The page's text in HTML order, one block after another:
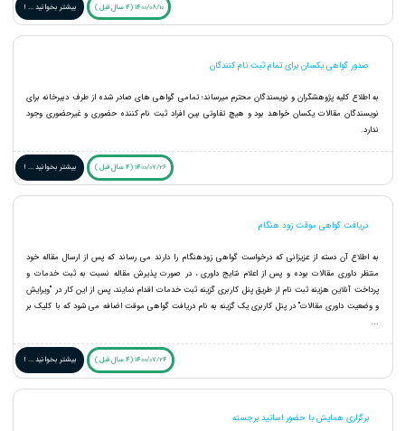
1400/08/10 (4 سال قبل ) بیشتر بخوانید ... !
صدور گواهی یکسان برای تمام ثبت نام کنندگان
به اطلاع کلیه پژوهشگران و نویسندگان محترم میرساند؛ تمامی گواهی های صادر شده از طرف دبیرخانه برای
نویسندگان مقالات یکسان خواهد بود و هیچ تفاوتی بین افراد ثبت نام کننده حضوری و غیرحضوری وجود
ندارد.
1400/07/26 (4 سال قبل ) بیشتر بخوانید ... !
دریافت گواهی موقت زود هنگام
به اطلاع آن دسته از عزیزانی که درخواست گواهی زودهنگام را دارند می رساند که پس از ارسال مقاله خود
منتظر داوری مقالات بوده و پس از اعلام نتایج داوری ، در صورت پذیرش مقاله نسبت به ثبت خدمات و
پرداخت آنلاین هزینه ثبت نام از طریق پنل کاربری گزینه ثبت خدمات اقدام نمایند، پس از این کار در "ویرایش
و وضعیت داوری مقالات" در پنل کاربری یک گزینه به نام دریافت گواهی موقت اضافه می شود که با کلیک بر
...
1400/07/24 (4 سال قبل ) بیشتر بخوانید ... !
برگزاری همایش با حضور اساتید برجسته